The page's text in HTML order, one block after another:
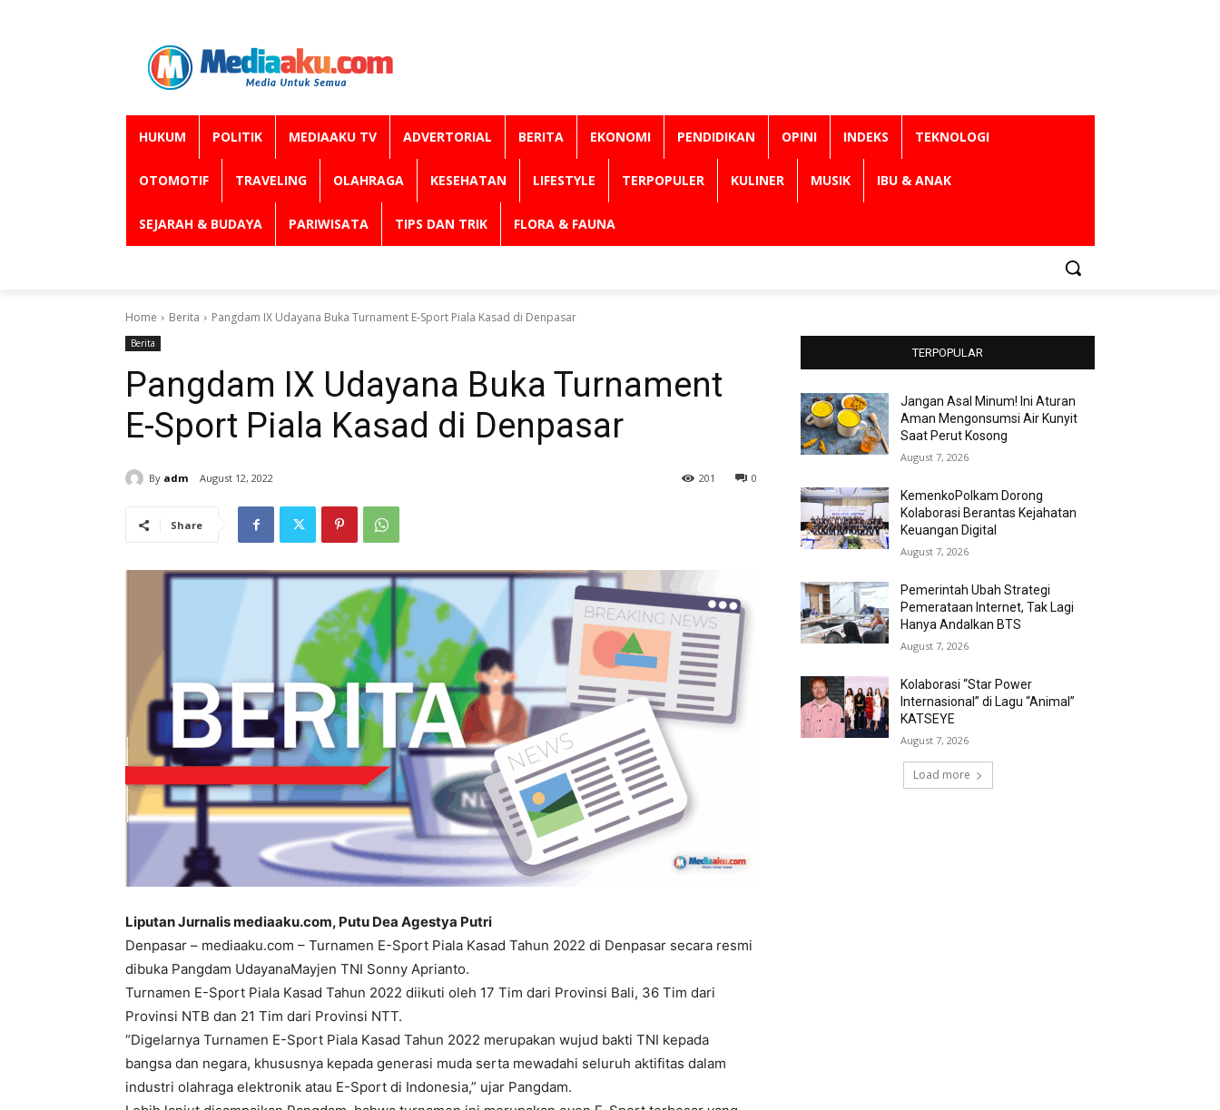
HUKUM POLITIK MEDIAAKU TV ADVERTORIAL BERITA EKONOMI PENDIDIKAN OPINI INDEKS TEKNOLOGI
OTOMOTIF TRAVELING OLAHRAGA KESEHATAN LIFESTYLE TERPOPULER KULINER MUSIK IBU & ANAK
SEJARAH & BUDAYA PARIWISATA TIPS DAN TRIK FLORA & FAUNA
Home Berita Pangdam IX Udayana Buka Turnament E-Sport Piala Kasad di Denpasar
Berita
Pangdam IX Udayana Buka Turnament
E-Sport Piala Kasad di Denpasar
By adm August 12, 2022 0
201
Share
Liputan Jurnalis mediaaku.com, Putu Dea Agestya Putri
Denpasar – mediaaku.com – Turnamen E-Sport Piala Kasad Tahun 2022 di Denpasar secara resmi
dibuka Pangdam UdayanaMayjen TNI Sonny Aprianto.
Turnamen E-Sport Piala Kasad Tahun 2022 diikuti oleh 17 Tim dari Provinsi Bali, 36 Tim dari
Provinsi NTB dan 21 Tim dari Provinsi NTT.
“Digelarnya Turnamen E-Sport Piala Kasad Tahun 2022 merupakan wujud bakti TNI kepada
bangsa dan negara, khususnya kepada generasi muda serta mewadahi seluruh aktifitas dalam
industri olahraga elektronik atau E-Sport di Indonesia,” ujar Pangdam.
TERPOPULAR
Jangan Asal Minum! Ini Aturan
Aman Mengonsumsi Air Kunyit
Saat Perut Kosong
August 7, 2026
KemenkoPolkam Dorong
Kolaborasi Berantas Kejahatan
Keuangan Digital
August 7, 2026
Pemerintah Ubah Strategi
Pemerataan Internet, Tak Lagi
Hanya Andalkan BTS
August 7, 2026
Kolaborasi “Star Power
Internasional” di Lagu “Animal”
KATSEYE
August 7, 2026
Load more